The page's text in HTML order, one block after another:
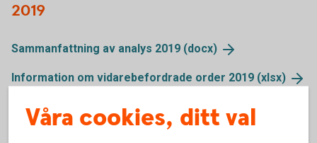
2019
Sammanfattning av analys 2019 (docx)
Information om vidarebefordrade order 2019 (xlsx)
Våra cookies, ditt val